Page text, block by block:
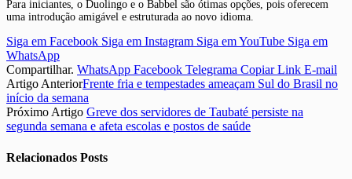
Para iniciantes, o Duolingo e o Babbel são ótimas opções, pois oferecem
uma introdução amigável e estruturada ao novo idioma.
Siga em Facebook Siga em Instagram Siga em YouTube Siga em
WhatsApp
Compartilhar. WhatsApp Facebook Telegrama Copiar Link E-mail
Artigo AnteriorFrente fria e tempestades ameaçam Sul do Brasil no
início da semana
Próximo Artigo Greve dos servidores de Taubaté persiste na
segunda semana e afeta escolas e postos de saúde
Relacionados Posts